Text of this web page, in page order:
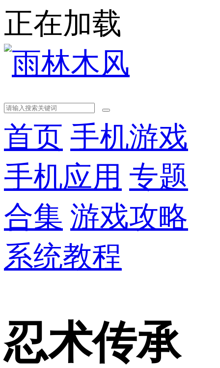
正在加载
首页 手机游戏
手机应用 专题
合集 游戏攻略
系统教程
忍术传承